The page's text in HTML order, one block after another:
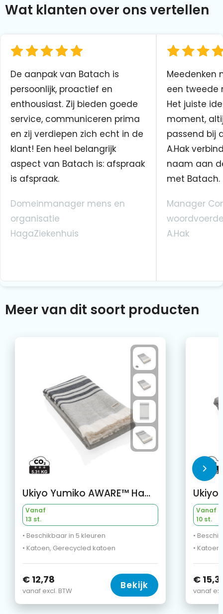
Wat klanten over ons vertellen
De aanpak van Batach is
persoonlijk, proactief en
enthousiast. Zij bieden goede
service, communiceren prima
en zij verdiepen zich echt in de
klant! Een heel belangrijk
aspect van Batach is: afspraak
is afspraak.
Domeinmanager mens en
organisatie
HagaZiekenhuis
Meedenken
een tweede
Het juiste
moment,
passend bij
A.Hak
naam aan
met Batach.
Manager
A.Hak
Meer van dit soort producten
Ukiyo Yumiko AWARE™ Hamam Handdoek 100x180cm
Vanaf
13 st.
• Beschikbaar in 5 kleuren
• Katoen, Gerecycled katoen
€ 12,78
vanaf excl. BTW Bekijk
Vanaf
10 st.
•
•
€
vanaf